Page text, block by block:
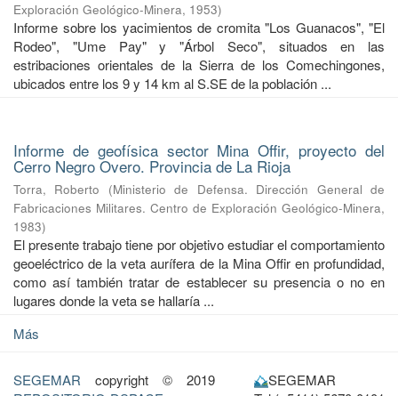
Exploración Geológico-Minera, 1953)
Informe sobre los yacimientos de cromita "Los Guanacos", "El
Rodeo", "Ume Pay" y "Árbol Seco", situados en las
estribaciones orientales de la Sierra de los Comechingones,
ubicados entre los 9 y 14 km al S.SE de la población ...
Informe de geofísica sector Mina Offir, proyecto del
Cerro Negro Overo. Provincia de La Rioja
Torra, Roberto (Ministerio de Defensa. Dirección General de
Fabricaciones Militares. Centro de Exploración Geológico-Minera,
1983)
El presente trabajo tiene por objetivo estudiar el comportamiento
geoeléctrico de la veta aurífera de la Mina Offir en profundidad,
como así también tratar de establecer su presencia o no en
lugares donde la veta se hallaría ...
Más
SEGEMAR copyright © 2019
SEGEMAR